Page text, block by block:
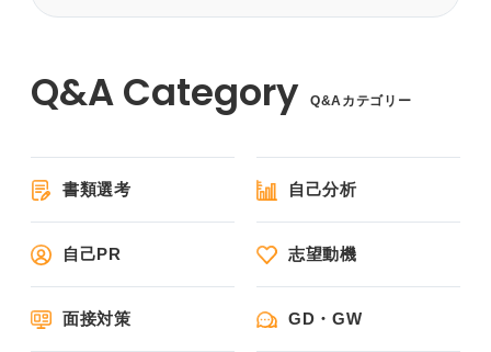
Q&Aカテゴリー
書類選考 自己分析
自己PR 志望動機
面接対策 GD・GW